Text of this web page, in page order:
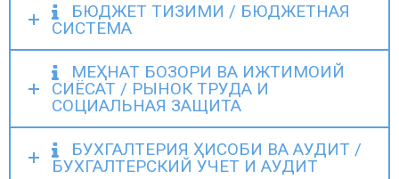
БЮДЖЕТ ТИЗИМИ / БЮДЖЕТНАЯ
СИСТЕМА
МЕҲНАТ БОЗОРИ ВА ИЖТИМОИЙ
СИЁСАТ / РЫНОК ТРУДА И
СОЦИАЛЬНАЯ ЗАЩИТА
БУХГАЛТЕРИЯ ҲИСОБИ ВА АУДИТ /
БУХГАЛТЕРСКИЙ УЧЕТ И АУДИТ